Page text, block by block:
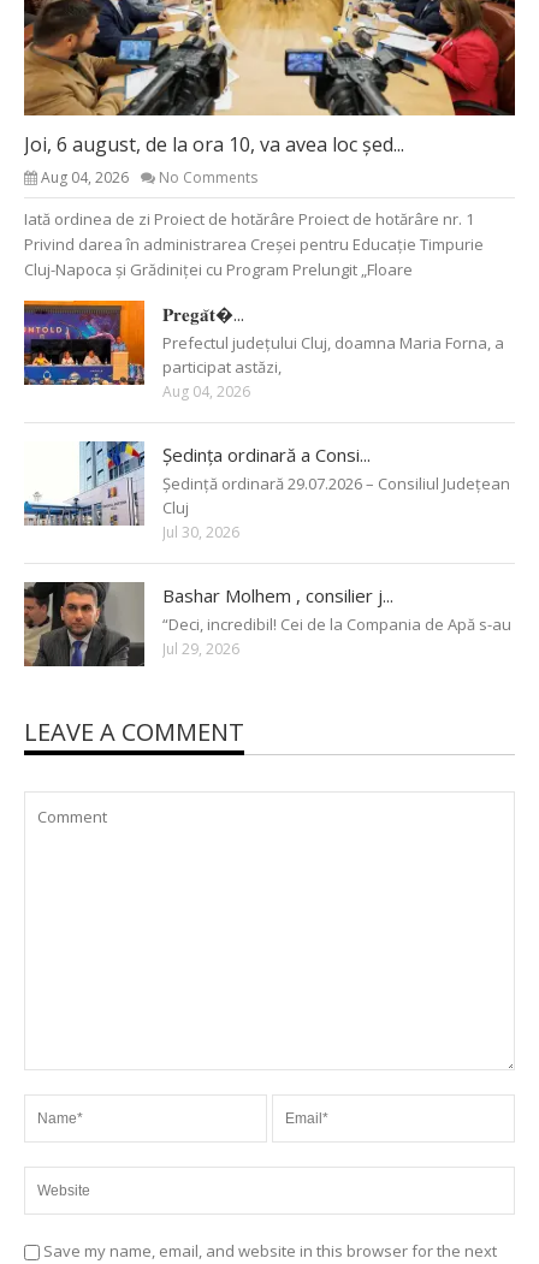
Joi, 6 august, de la ora 10, va avea loc șed...
Aug 04, 2026 No Comments
Iată ordinea de zi Proiect de hotărâre Proiect de hotărâre nr. 1
Privind darea în administrarea Creșei pentru Educație Timpurie
Cluj-Napoca și Grădiniței cu Program Prelungit „Floare
𝐏𝐫𝐞𝐠𝐚̆𝐭�...
Prefectul județului Cluj, doamna Maria Forna, a
participat astăzi,
Aug 04, 2026
Ședința ordinară a Consi...
Ședință ordinară 29.07.2026 – Consiliul Județean
Cluj
Jul 30, 2026
Bashar Molhem , consilier j...
“Deci, incredibil! Cei de la Compania de Apă s-au
Jul 29, 2026
LEAVE A COMMENT
Save my name, email, and website in this browser for the next